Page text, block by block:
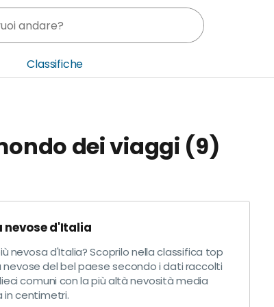
Classifiche
dei viaggi (9)
nevose d'Italia
nevosa d'Italia? Scoprilo nella classifica top
nevose del bel paese secondo i dati raccolti
comuni con la più altà nevosità media
in centimetri.